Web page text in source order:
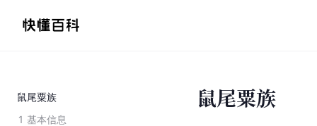
鼠尾粟族
1 基本信息
鼠尾粟族